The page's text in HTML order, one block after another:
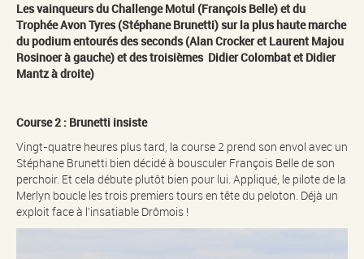
Les vainqueurs du Challenge Motul (François Belle) et du
Trophée Avon Tyres (Stéphane Brunetti) sur la plus haute marche
du podium entourés des seconds (Alan Crocker et Laurent Majou
Rosinoer à gauche) et des troisièmes Didier Colombat et Didier
Mantz à droite)
Course 2 : Brunetti insiste
Vingt-quatre heures plus tard, la course 2 prend son envol avec un
Stéphane Brunetti bien décidé à bousculer François Belle de son
perchoir. Et cela débute plutôt bien pour lui. Appliqué, le pilote de la
Merlyn boucle les trois premiers tours en tête du peloton. Déjà un
exploit face à l’insatiable Drômois !